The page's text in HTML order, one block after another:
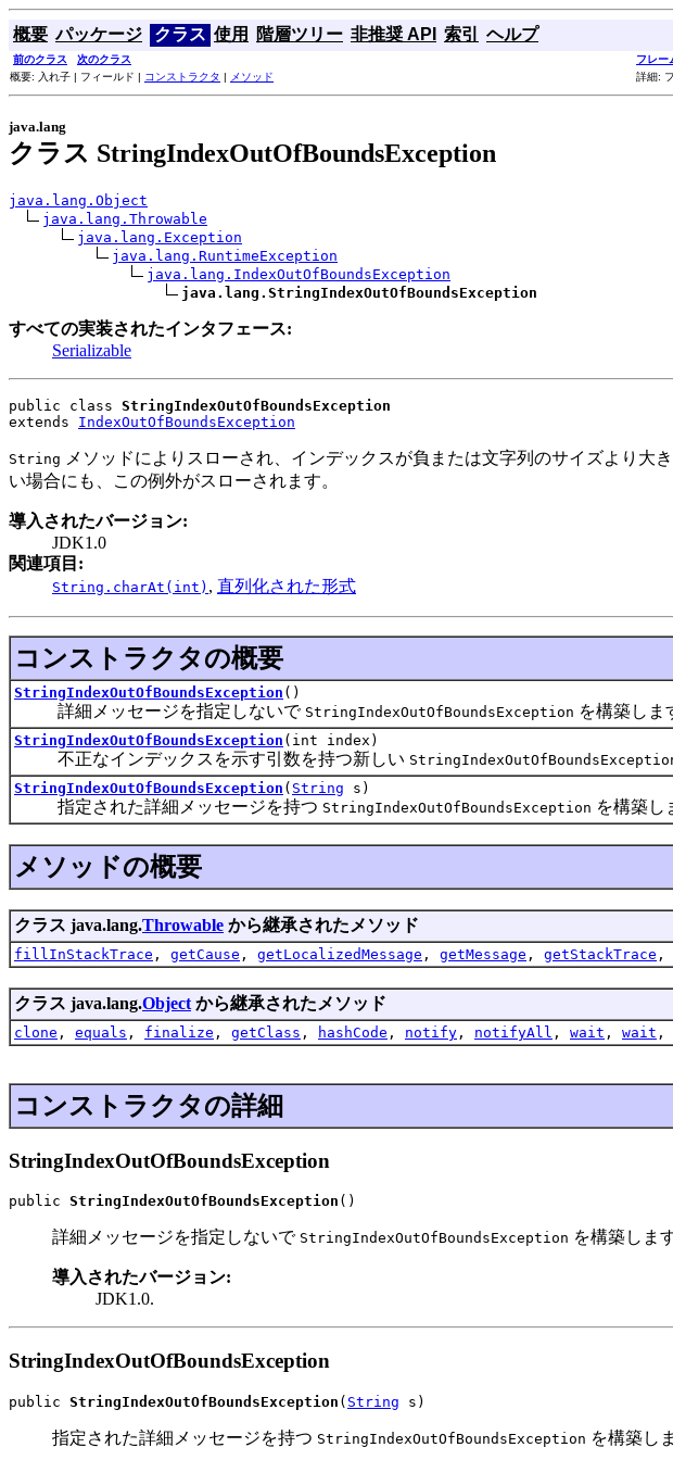
概要 パッケージ クラス 使用 階層ツリー 非推奨 API 索引 ヘルプ
前のクラス 次のクラス フレー
概要: 入れ子 | フィールド | コンストラクタ | メソッド 詳細:
java.lang
クラス StringIndexOutOfBoundsException
java.lang.Object
java.lang.Throwable
java.lang.Exception
java.lang.RuntimeException
java.lang.IndexOutOfBoundsException
java.lang.StringIndexOutOfBoundsException
すべての実装されたインタフェース:
Serializable
public class StringIndexOutOfBoundsException
extends IndexOutOfBoundsException
String メソッドによりスローされ、インデックスが負または文字列のサイズより大
い場合にも、この例外がスローされます。
導入されたバージョン:
JDK1.0
関連項目:
String.charAt(int) , 直列化された形式
コンストラクタの概要
StringIndexOutOfBoundsException ()
詳細メッセージを指定しないで StringIndexOutOfBoundsException を構築しま
StringIndexOutOfBoundsException (int index)
不正なインデックスを示す引数を持つ新しい
StringIndexOutOfBoundsException ( String s)
指定された詳細メッセージを持つ StringIndexOutOfBoundsException を構築し
メソッドの概要
クラス java.lang.Throwable から継承されたメソッド
fillInStackTrace , getCause , getLocalizedMessage , getMessage , getStackTrace ,
クラス java.lang.Object から継承されたメソッド
clone , equals , finalize , getClass , hashCode , notify , notifyAll , wait , wait ,
コンストラクタの詳細
StringIndexOutOfBoundsException
public StringIndexOutOfBoundsException ()
詳細メッセージを指定しないで StringIndexOutOfBoundsException を構築します
導入されたバージョン:
JDK1.0.
StringIndexOutOfBoundsException
public StringIndexOutOfBoundsException ( String s)
指定された詳細メッセージを持つ StringIndexOutOfBoundsException を構築し